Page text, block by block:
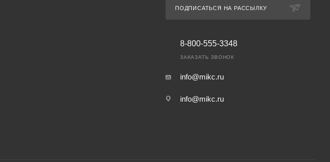
ПОДПИСАТЬСЯ НА РАССЫЛКУ
8-800-555-3348
ЗАКАЗАТЬ ЗВОНОК
info@mikc.ru
info@mikc.ru